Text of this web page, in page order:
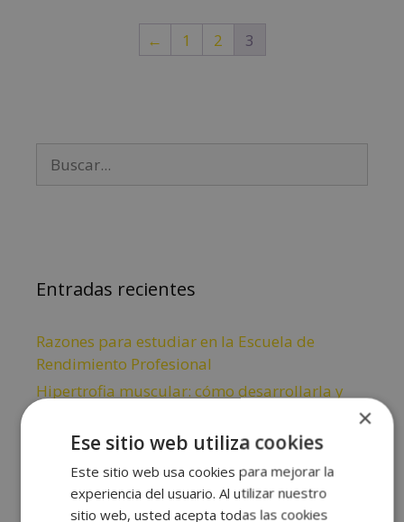
← 1 2 3
Entradas recientes
Razones para estudiar en la Escuela de
Rendimiento Profesional
Hipertrofia muscular: cómo desarrollarla y
Contractura muscular: Qué es, síntomas,
causas y tratamientos
¿Cuáles son los principios del entrenamiento?
Entrenamiento de natación: Cómo diseñarlo
×
Ese sitio web utiliza cookies
Este sitio web usa cookies para mejorar la
experiencia del usuario. Al utilizar nuestro
sitio web, usted acepta todas las cookies